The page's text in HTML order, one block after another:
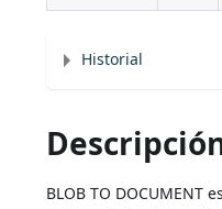
Historial
BLOB TO DOCUMENT